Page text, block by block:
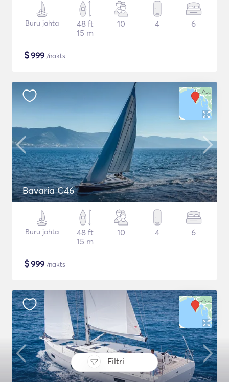
Filtri
Buru jahta
48 ft
15 m
10 4 6
$999 /nakts
Bavaria C46
Buru jahta
48 ft
15 m
10 4 6
$999 /nakts